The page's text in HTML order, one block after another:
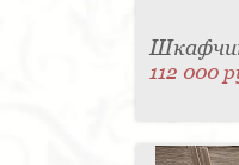
112 000